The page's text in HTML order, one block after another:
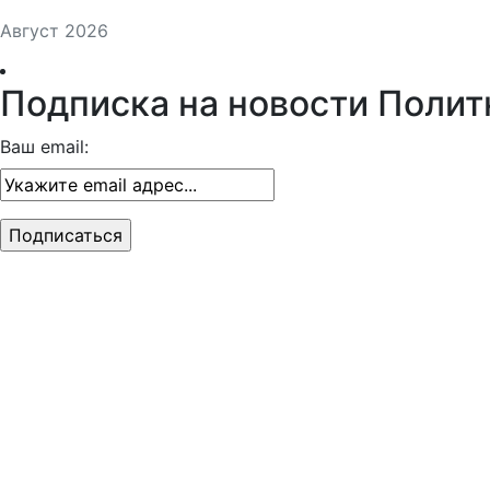
Август 2026
Подписка на новости
Ваш email: